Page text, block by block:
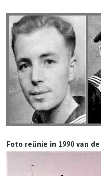
Foto reünie in 1990 van